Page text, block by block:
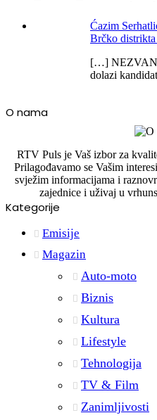
Ćazim
Brčko
[…]
dolazi
O nama
RTV Puls je Vaš izbor za
Prilagođavamo se Vašim
svježim informacijama i
zajednice i uživaj u
Kategorije
Emisije
Magazin
Auto-moto
Biznis
Kultura
Lifestyle
Tehnologija
TV & Film
Zanimljivosti